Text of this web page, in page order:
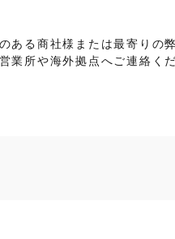
ある商社様または最寄りの
業所や海外拠点へご連絡くだ